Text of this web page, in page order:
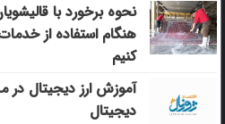
نحوه برخورد با
هنگام استفاده از
کنیم
آموزش ارز دیجیتال در
دیجیتال